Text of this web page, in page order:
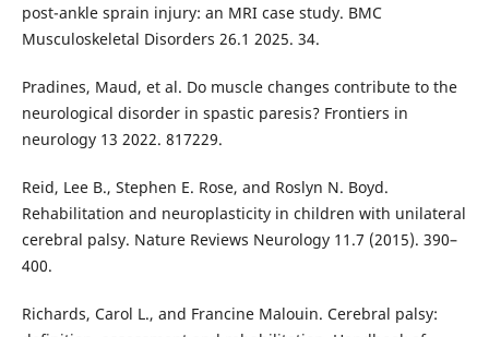
post-ankle sprain injury: an MRI case study. BMC
Musculoskeletal Disorders 26.1 2025. 34.
Pradines, Maud, et al. Do muscle changes contribute to the
neurological disorder in spastic paresis? Frontiers in
neurology 13 2022. 817229.
Reid, Lee B., Stephen E. Rose, and Roslyn N. Boyd.
Rehabilitation and neuroplasticity in children with unilateral
cerebral palsy. Nature Reviews Neurology 11.7 (2015). 390–
400.
Richards, Carol L., and Francine Malouin. Cerebral palsy: